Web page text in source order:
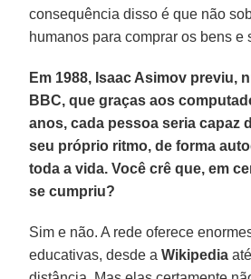
consequência disso é que não
humanos para comprar os bens e
Em 1988, Isaac Asimov previu,
BBC, que graças aos
anos, cada pessoa seria capaz
seu próprio ritmo, de forma
toda a vida. Você crê que, em
se cumpriu?
Sim e não. A rede oferece
educativas, desde aWikipedia